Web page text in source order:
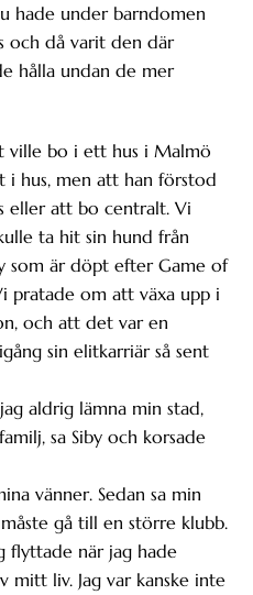
hade under barndomen
och då varit den där
hålla undan de mer
ville bo i ett hus i Malmö
hus, men att han förstod
eller att bo centralt. Vi
ta hit sin hund från
som är döpt efter Game of
pratade om att växa upp i
och att det var en
sin elitkarriär så sent
aldrig lämna min stad,
sa Siby och korsade
vänner. Sedan sa min
gå till en större klubb.
flyttade när jag hade
liv. Jag var kanske inte